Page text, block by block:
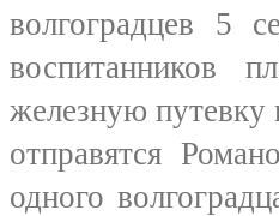
волгоградцев 5
воспитанников
железную путевку
отправятся
одного